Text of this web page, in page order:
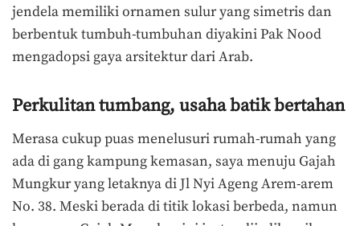
jendela memiliki ornamen sulur yang simetris dan
berbentuk tumbuh-tumbuhan diyakini Pak Nood
mengadopsi gaya arsitektur dari Arab.
Perkulitan tumbang, usaha batik bertahan
Merasa cukup puas menelusuri rumah-rumah yang
ada di gang kampung kemasan, saya menuju Gajah
Mungkur yang letaknya di Jl Nyi Ageng Arem-arem
No. 38. Meski berada di titik lokasi berbeda, namun